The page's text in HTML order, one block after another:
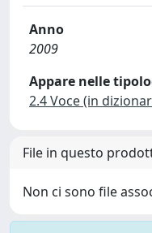
Anno
2009
Appare nelle
2.4 Voce (in
File in questo
Non ci sono file